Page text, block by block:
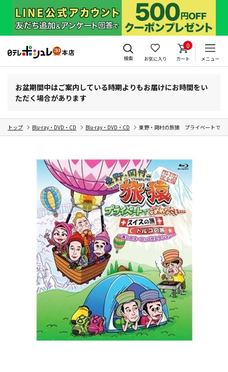
検索 お気に入り
0
カート メニュー
お盆期間中はご案内している時期よりもお届けにお時間をい
ただく場合があります
トップ Blu-ray・DVD・CD Blu-ray・DVD・CD 東野・岡村の旅猿 プライベートで